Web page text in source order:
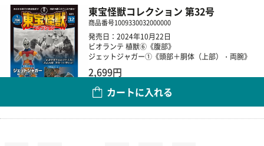
東宝怪獣コレクション 第32号
商品番号1009330032000000
発売日：2024年10月22日
ビオランテ 植獣⑥《腹部》
ジェットジャガー①《頭部＋胴体（上部）・両腕》
2,699円
カートに入れる